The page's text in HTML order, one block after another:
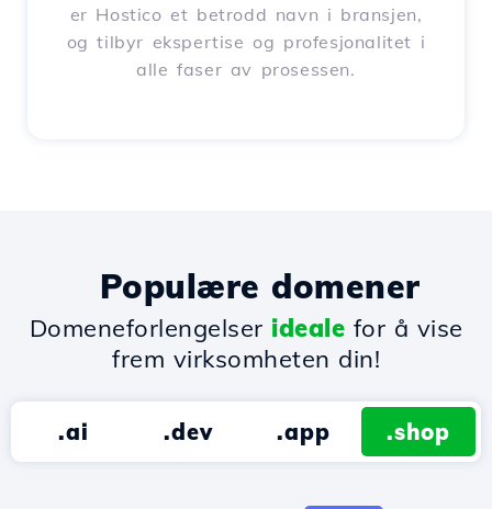
er Hostico et betrodd navn i bransjen,
og tilbyr ekspertise og profesjonalitet i
alle faser av prosessen.
Populære domener
Domeneforlengelser ideale for å vise
frem virksomheten din!
.ai .dev .app .shop